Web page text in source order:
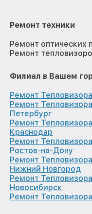
Ремонт техники
Ремонт оптических
Ремонт
Филиал в Вашем
Ремонт
Ремонт
Петербург
Ремонт
Краснодар
Ремонт
Ростов-на-Дону
Ремонт
Нижний Новгород
Ремонт
Новосибирск
Ремонт